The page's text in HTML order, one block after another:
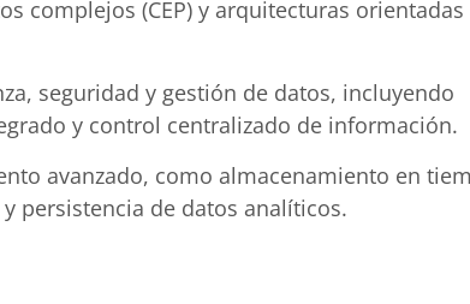
complejos (CEP) y arquitecturas orientadas
seguridad y gestión de datos, incluyendo
y control centralizado de información.
avanzado, como almacenamiento en
persistencia de datos analíticos.